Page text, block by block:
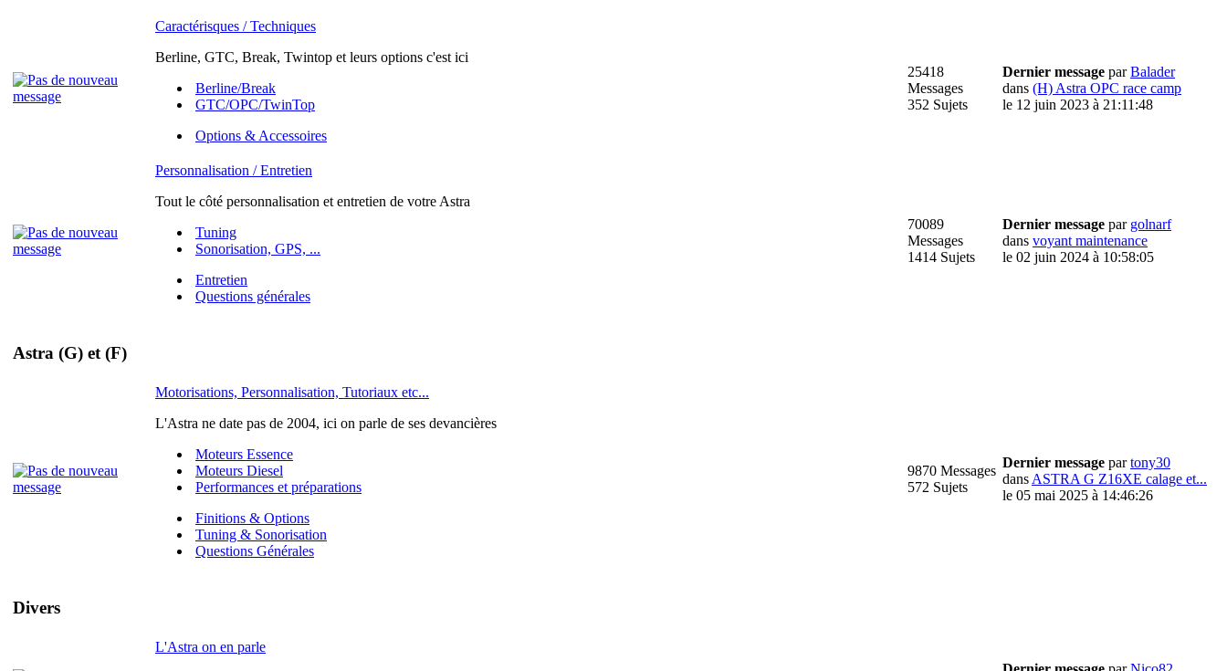
Caractérisques / Techniques
Berline, GTC, Break, Twintop et leurs options c'est ici
Berline/Break
GTC/OPC/TwinTop
Options & Accessoires
25418
Messages
352 Sujets
Dernier message parBalader
dans (H) Astra OPC race camp
le 12 juin 2023 à 21:11:48
Personnalisation / Entretien
Tout le côté personnalisation et entretien de votre Astra
Tuning
Sonorisation, GPS, ...
Entretien
Questions générales
70089
Messages
1414 Sujets
Dernier message par golnarf
dans voyant maintenance
le 02 juin 2024 à 10:58:05
Astra (G) et (F)
Motorisations, Personnalisation, Tutoriaux etc...
L'Astra ne date pas de 2004, ici on parle de ses devancières
Moteurs Essence
Moteurs Diesel
Performances et préparations
Finitions & Options
Tuning & Sonorisation
Questions Générales
9870 Messages
572 Sujets
Dernier message partony30
dans ASTRA G Z16XE calage et...
le 05 mai 2025 à 14:46:26
Divers
L'Astra on en parle